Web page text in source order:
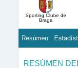
Sporting Clube de
Braga
Resúmen
RESÚMEN